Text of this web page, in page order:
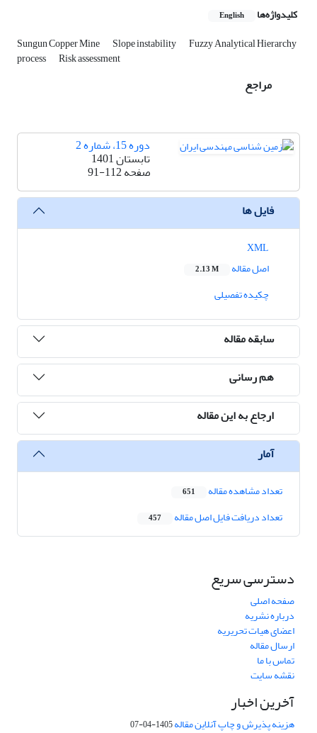
کلیدواژه‌ها English
Sungun Copper Mine Slope instability Fuzzy Analytical Hierarchy
process Risk assessment
مراجع
دوره 15، شماره 2
تابستان 1401
صفحه91-112
فایل ها
اصل مقاله
2.13 M
چکیده تفصیلی
سابقه مقاله
هم رسانی
ارجاع به این مقاله
آمار
تعداد مشاهده مقاله 651
تعداد دریافت فایل اصل مقاله 457
دسترسی سریع
صفحه اصلی
درباره نشریه
اعضای هیات تحریریه
ارسال مقاله
تماس با ما
نقشه سایت
آخرین اخبار
هزینه پذیرش و چاپ آنلاین مقاله1405-04-07